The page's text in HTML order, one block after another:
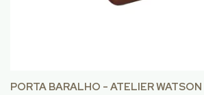
PORTA BARALHO - ATELIER WATSON